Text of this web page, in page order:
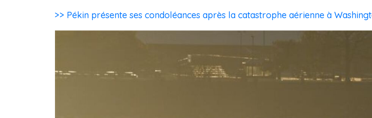
>> Pékin présente ses condoléances après la catastrophe aérienne à